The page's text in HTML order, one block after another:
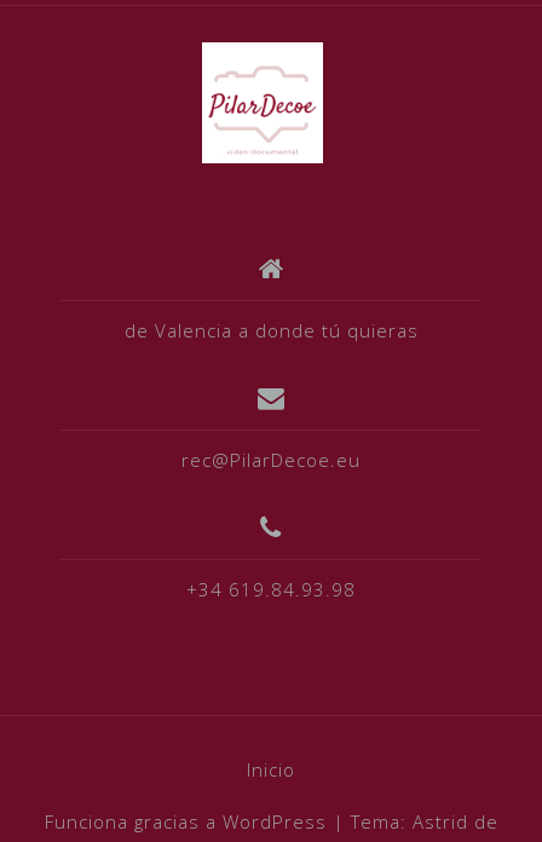
de Valencia a donde tú quieras
rec@PilarDecoe.eu
+34 619.84.93.98
Inicio
Funciona gracias a WordPress |Tema: Astrid de